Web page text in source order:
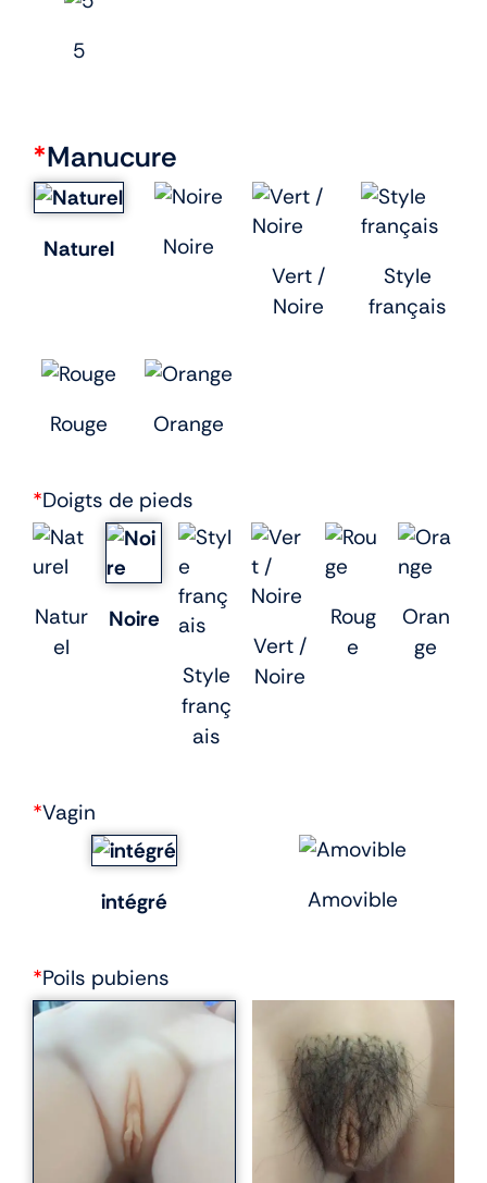
5
*Manucure
Naturel
Noire
Vert /
Noire
Style
français
Rouge Orange
*Doigts de pieds
Natur
el
Noire
Style
franç
ais
Vert /
Noire
Roug
e
Oran
ge
*Vagin
intégré Amovible
*Poils pubiens